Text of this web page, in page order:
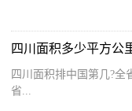
四川面积多少平方公
四川面积排中国第几?全
省...